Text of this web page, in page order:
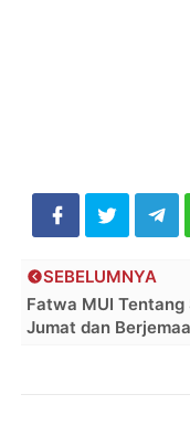
SEBELUMNYA
Fatwa MUI Tentang
Jumat dan